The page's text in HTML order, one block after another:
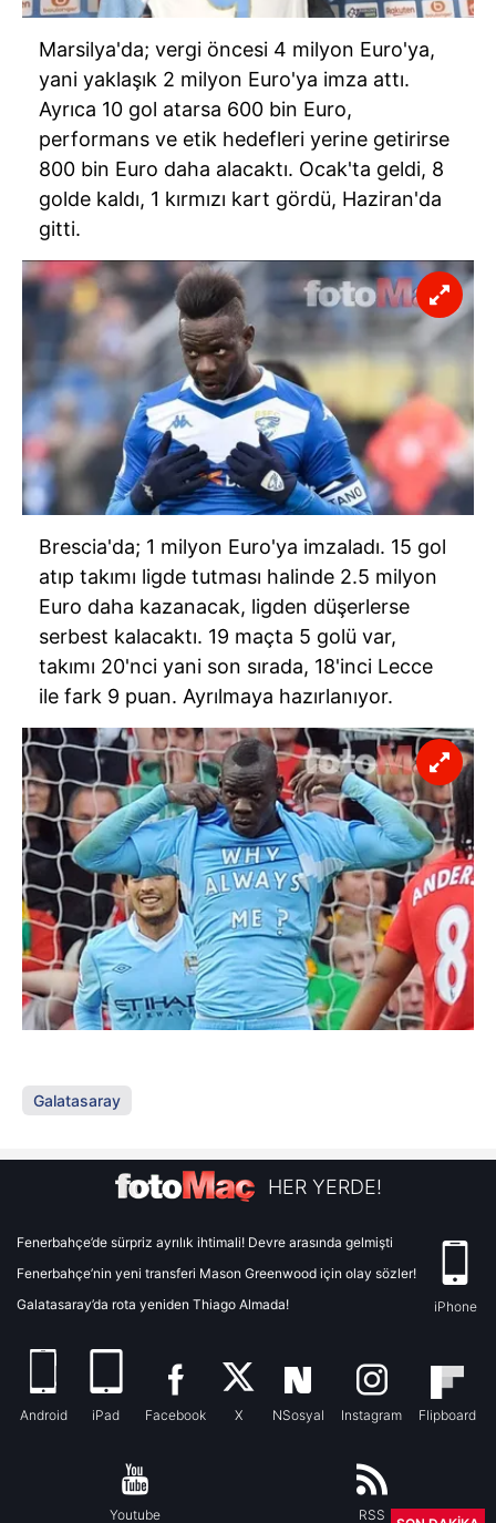
Marsilya'da; vergi öncesi 4 milyon Euro'ya,
yani yaklaşık 2 milyon Euro'ya imza attı.
Ayrıca 10 gol atarsa 600 bin Euro,
performans ve etik hedefleri yerine getirirse
800 bin Euro daha alacaktı. Ocak'ta geldi, 8
golde kaldı, 1 kırmızı kart gördü, Haziran'da
gitti.
Brescia'da; 1 milyon Euro'ya imzaladı. 15 gol
atıp takımı ligde tutması halinde 2.5 milyon
Euro daha kazanacak, ligden düşerlerse
serbest kalacaktı. 19 maçta 5 golü var,
takımı 20'nci yani son sırada, 18'inci Lecce
ile fark 9 puan. Ayrılmaya hazırlanıyor.
Galatasaray
HER YERDE!
Fenerbahçe’de sürpriz ayrılık ihtimali! Devre arasında gelmişti
Fenerbahçe’nin yeni transferi Mason Greenwood için olay sözler!
Galatasaray’da rota yeniden Thiago Almada!
iPhone
Android iPad Facebook X NSosyal Instagram Flipboard
Youtube RSS